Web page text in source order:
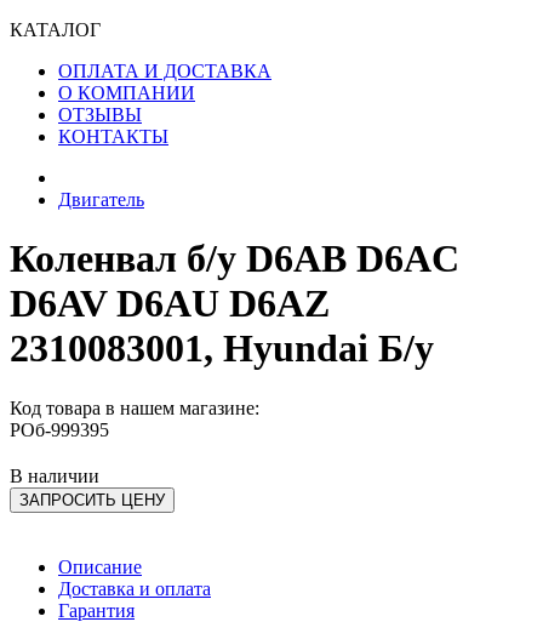
КАТАЛОГ
ОПЛАТА И ДОСТАВКА
О КОМПАНИИ
ОТЗЫВЫ
КОНТАКТЫ
Двигатель
Коленвал б/у D6AB D6AC
D6AV D6AU D6AZ
2310083001, Hyundai Б/у
Код товара в нашем магазине:
РОб-999395
В наличии
ЗАПРОСИТЬ ЦЕНУ
Описание
Доставка и оплата
Гарантия